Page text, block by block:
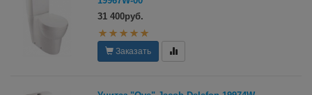
31 400руб.
Заказать